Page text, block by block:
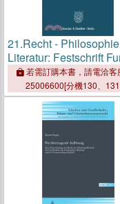
21.Recht -
Literatur: Festschrift
Reinhard Merkel Zum
Geburtstag. Teilband I
若需訂購本書，請電洽客
25006600[分機130、131]